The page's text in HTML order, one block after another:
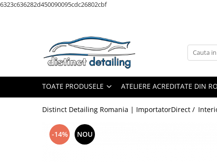
6323c636282d450090095cdc26802cbf
Aparate şi Unelte
Unelte Tornador®
Piese de Schimb Tornador®
Talere şi Piese de Schimb
Lămpi Inspecţie şi Lucru
TOATE PRODUSELE ATELIERE ACREDITATE DIN
Distinct Detailing Romania | ImportatorDirect /
-14% NOU